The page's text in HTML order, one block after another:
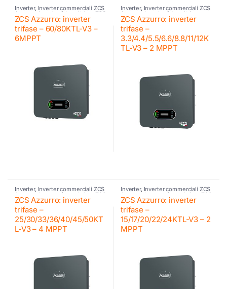
Inverter, Inverter commerciali ZCS
Azzurro Inverter fotovoltaico ZCS
Azzurro
ZCS Azzurro: inverter
trifase – 60/80KTL-V3 –
6MPPT
Inverter, Inverter commerciali ZCS
Azzurro Inverter fotovoltaico
Inverter residenziali ZCS Azzurro
ZCS Azzurro
ZCS Azzurro: inverter
trifase –
3.3/4.4/5.5/6.6/8.8/11/12K
TL-V3 – 2 MPPT
Inverter, Inverter commerciali ZCS
Inverter fotovoltaico ZCS
Azzurro
ZCS Azzurro: inverter
trifase –
25/30/33/36/40/45/50KT
L-V3 – 4 MPPT
Inverter, Inverter commerciali ZCS
Inverter fotovoltaico ZCS
Azzurro
ZCS Azzurro: inverter
trifase –
15/17/20/22/24KTL-V3 – 2
MPPT